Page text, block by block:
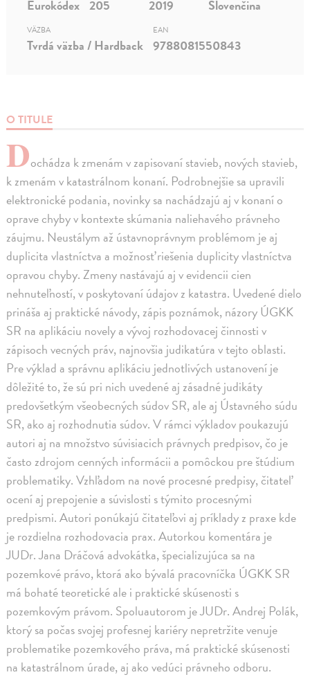
O TITULE
Dochádza k zmenám v zapisovaní stavieb, nových stavieb,
k zmenám v katastrálnom konaní. Podrobnejšie sa upravili
elektronické podania, novinky sa nachádzajú aj v konaní o
oprave chyby v kontexte skúmania naliehavého právneho
záujmu. Neustálym až ústavnoprávnym problémom je aj
duplicita vlastníctva a možnosť riešenia duplicity vlastníctva
opravou chyby. Zmeny nastávajú aj v evidencii cien
nehnuteľností, v poskytovaní údajov z katastra. Uvedené dielo
prináša aj praktické návody, zápis poznámok, názory ÚGKK
SR na aplikáciu novely a vývoj rozhodovacej činnosti v
zápisoch vecných práv, najnovšia judikatúra v tejto oblasti.
Pre výklad a správnu aplikáciu jednotlivých ustanovení je
dôležité to, že sú pri nich uvedené aj zásadné judikáty
predovšetkým všeobecných súdov SR, ale aj Ústavného súdu
SR, ako aj rozhodnutia súdov. V rámci výkladov poukazujú
autori aj na množstvo súvisiacich právnych predpisov, čo je
často zdrojom cenných informácii a pomôckou pre štúdium
problematiky. Vzhľadom na nové procesné predpisy, čitateľ
ocení aj prepojenie a súvislosti s týmito procesnými
predpismi. Autori ponúkajú čitateľovi aj príklady z praxe kde
je rozdielna rozhodovacia prax. Autorkou komentára je
JUDr. Jana Dráčová advokátka, špecializujúca sa na
pozemkové právo, ktorá ako bývalá pracovníčka ÚGKK SR
má bohaté teoretické ale i praktické skúsenosti s
pozemkovým právom. Spoluautorom je JUDr. Andrej Polák,
ktorý sa počas svojej profesnej kariéry nepretržite venuje
problematike pozemkového práva, má praktické skúsenosti
na katastrálnom úrade, aj ako vedúci právneho odboru.
Eurokódex 205 2019 Slovenčina
VÄZBA
Tvrdá väzba / Hardback
EAN
9788081550843